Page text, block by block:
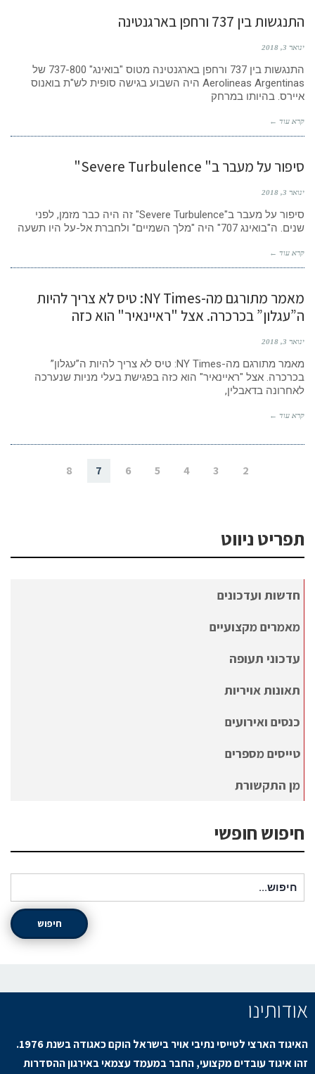
התנגשות בין 737 ורחפן בארגנטינה
ינואר 3, 2018
התנגשות בין 737 ורחפן בארגנטינה מטוס "בואינג" 737-800 של
Aerolineas Argentinas היה השבוע בגישה סופית לש"ת בואנוס
איירס. בהיותו במרחק
קרא עוד ←
סיפור על מעבר ב" Severe Turbulence"
ינואר 3, 2018
סיפור על מעבר ב"Severe Turbulence" זה היה כבר מזמן, לפני
שנים. ה"בואינג 707" היה "מלך השמיים" ולחברת אל-על היו תשעה
קרא עוד ←
מאמר מתורגם מה-NY Times: טיס לא צריך להיות
ה”עגלון” בכרכרה. אצל "ראיינאיר" הוא כזה
ינואר 3, 2018
מאמר מתורגם מה-NY Times: טיס לא צריך להיות ה”עגלון”
בכרכרה. אצל "ראיינאיר" הוא כזה בפגישת בעלי מניות שנערכה
לאחרונה בדאבלין,
קרא עוד ←
2
3
4
5
6
7
8
תפריט ניווט
חדשות ועדכונים
מאמרים מקצועיים
עדכוני תעופה
תאונות אויריות
כנסים ואירועים
טייסים מספרים
מן התקשורת
חיפוש חופשי
חיפוש
אודותינו
האיגוד הארצי לטייסי נתיבי אויר בישראל הוקם כאגודה בשנת 1976.
זהו איגוד עובדים מקצועי, החבר במעמד עצמאי באירגון ההסדרות